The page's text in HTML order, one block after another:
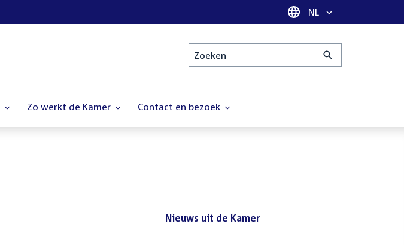
Taal selectie
NL
Zoeken
Zo werkt de Kamer Contact en bezoek
Nieuws uit de Kamer